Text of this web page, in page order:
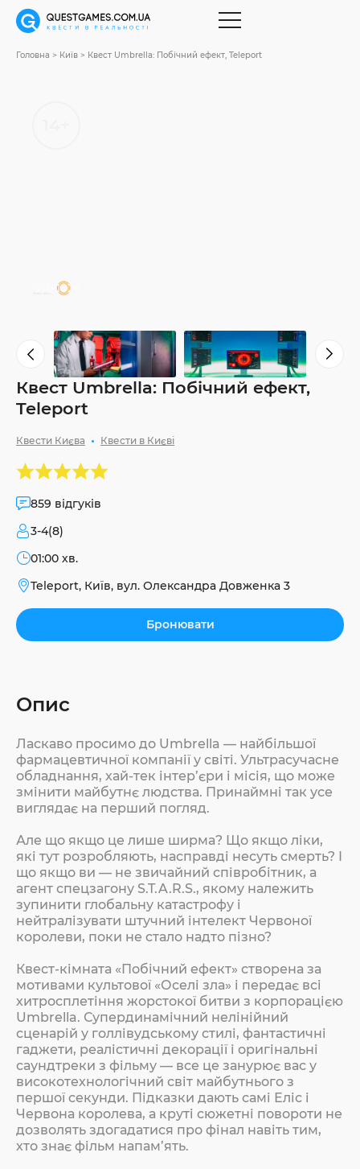
Головна Київ Квест Umbrella: Побічний ефект, Teleport
Квест Umbrella: Побічний ефект,
Teleport
Квести Києва Квести в Києві
859 відгуків
3-4(8)
01:00 хв.
Teleport, Київ, вул. Олександра Довженка 3
Бронювати
Опис
Ласкаво просимо до Umbrella — найбільшої
фармацевтичної компанії у світі. Ультрасучасне
обладнання, хай-тек інтер’єри і місія, що може
змінити майбутнє людства. Принаймні так усе
виглядає на перший погляд.
Але що якщо це лише ширма? Що якщо ліки,
які тут розробляють, насправді несуть смерть? І
що якщо ви — не звичайний співробітник, а
агент спецзагону S.T.A.R.S., якому належить
зупинити глобальну катастрофу і
нейтралізувати штучний інтелект Червоної
королеви, поки не стало надто пізно?
Квест-кімната «Побічний ефект» створена за
мотивами культової «Оселі зла» і передає всі
хитросплетіння жорстокої битви з корпорацією
Umbrella. Супердинамічний нелінійний
сценарій у голлівудському стилі, фантастичні
гаджети, реалістичні декорації і оригінальні
саундтреки з фільму — все це занурює вас у
високотехнологічний світ майбутнього з
першої секунди. Підказки дають самі Еліс і
Червона королева, а круті сюжетні повороти не
дозволять здогадатися про фінал навіть тим,
хто знає фільм напам’ять.